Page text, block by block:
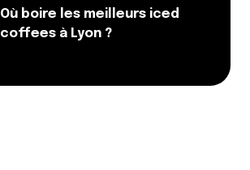
Où boire les meilleurs iced
coffees à Lyon ?